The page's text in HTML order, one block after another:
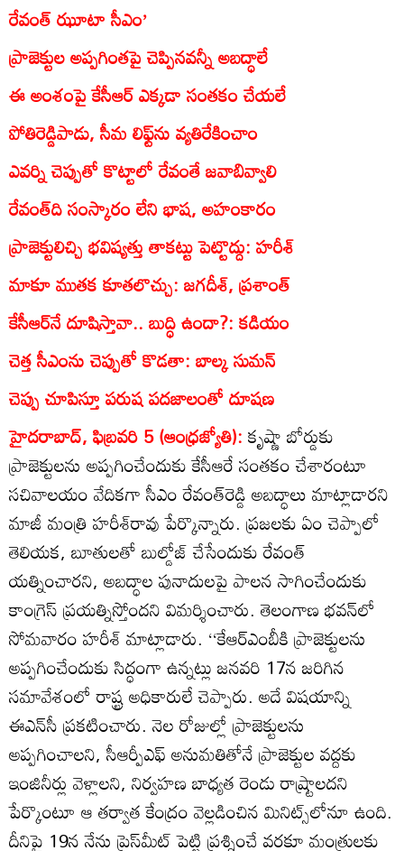
రేవంత్‌ ఝూటా సీఎం’
ప్రాజెక్టుల అప్పగింతపై చెప్పినవన్నీ అబద్ధాలే
ఈ అంశంపై కేసీఆర్‌ ఎక్కడా సంతకం చేయలే
పోతిరెడ్డిపాడు, సీమ లిఫ్ట్‌ను వ్యతిరేకించాం
ఎవర్ని చెప్పుతో కొట్టాలో రేవంతే జవాబివ్వాలి
రేవంత్‌ది సంస్కారం లేని భాష, అహంకారం
ప్రాజెక్టులిచ్చి భవిష్యత్తు తాకట్టు పెట్టొద్దు: హరీశ్‌
మాకూ ముతక కూతలొచ్చు: జగదీశ్‌, ప్రశాంత్‌
కేసీఆర్‌నే దూషిస్తావా.. బుద్ధి ఉందా?: కడియం
చెత్త సీఎంను చెప్పుతో కొడతా: బాల్క సుమన్‌
చెప్పు చూపిస్తూ పరుష పదజాలంతో దూషణ
హైదరాబాద్‌, ఫిబ్రవరి 5 (ఆంధ్రజ్యోతి):కృష్ణా బోర్డుకు
ప్రాజెక్టులను అప్పగించేందుకు కేసీఆరే సంతకం చేశారంటూ
సచివాలయం వేదికగా సీఎం రేవంత్‌రెడ్డి అబద్ధాలు మాట్లాడారని
మాజీ మంత్రి హరీశ్‌రావు పేర్కొన్నారు. ప్రజలకు ఏం చెప్పాలో
తెలియక, బూతులతో బుల్డోజ్‌ చేసేందుకు రేవంత్‌
యత్నించారని, అబద్ధాల పునాదులపై పాలన సాగించేందుకు
కాంగ్రెస్‌ ప్రయత్నిస్తోందని విమర్శించారు. తెలంగాణ భవన్‌లో
సోమవారం హరీశ్‌ మాట్లాడారు. ‘‘కేఆర్‌ఎంబీకి ప్రాజెక్టులను
అప్పగించేందుకు సిద్ధంగా ఉన్నట్లు జనవరి 17న జరిగిన
సమావేశంలో రాష్ట్ర అధికారులే చెప్పారు. అదే విషయాన్ని
ఈఎన్‌సీ ప్రకటించారు. నెల రోజుల్లో ప్రాజెక్టులను
అప్పగించాలని, సీఆర్పీఎఫ్‌ అనుమతితోనే ప్రాజెక్టుల వద్దకు
ఇంజినీర్లు వెళ్లాలని, నిర్వహణ బాధ్యత రెండు రాష్ర్టాలదని
పేర్కొంటూ ఆ తర్వాత కేంద్రం వెల్లడించిన మినిట్స్‌లోనూ ఉంది.
దీనిపై 19న నేను ప్రెస్‌మీట్‌ పెట్టి ప్రశ్నించే వరకూ మంత్రులకు